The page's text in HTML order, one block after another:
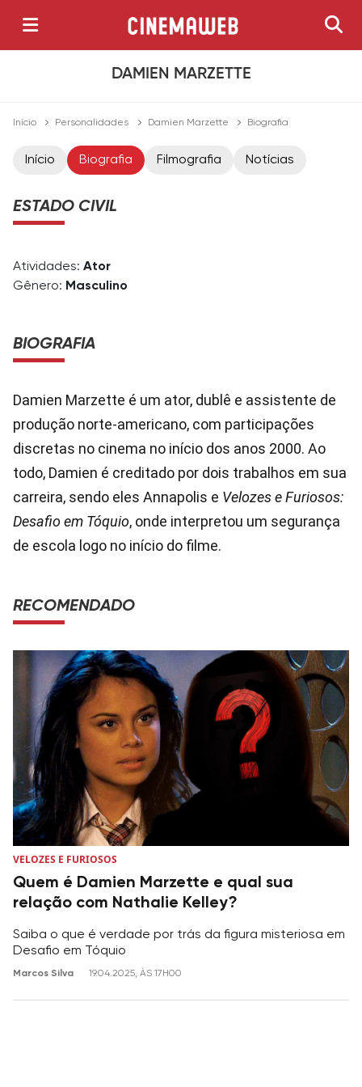
DAMIEN MARZETTE
Início Personalidades Damien Marzette Biografia
Início Biografia Filmografia Notícias
ESTADO CIVIL
Atividades: Ator
Gênero: Masculino
BIOGRAFIA
Damien Marzette é um ator, dublê e assistente de
produção norte-americano, com participações
discretas no cinema no início dos anos 2000. Ao
todo, Damien é creditado por dois trabalhos em sua
carreira, sendo eles Annapolis e Velozes e Furiosos:
Desafio em Tóquio, onde interpretou um segurança
de escola logo no início do filme.
RECOMENDADO
VELOZES E FURIOSOS
Quem é Damien Marzette e qual sua
relação com Nathalie Kelley?
Saiba o que é verdade por trás da figura misteriosa em
Desafio em Tóquio
Marcos Silva 19.04.2025, ÀS 17H00